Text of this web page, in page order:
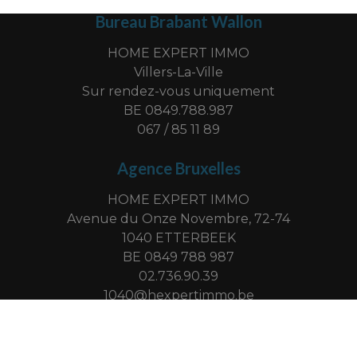
Bureau Brabant Wallon
HOME EXPERT IMMO
Villers-La-Ville
Sur rendez-vous uniquement
BE 0849.788.987
067 / 85 11 89
Agence Bruxelles
HOME EXPERT IMMO
Avenue du Onze Novembre, 72-74
1040 ETTERBEEK
BE 0849 788 987
02.736.90.39
1040@hexpertimmo.be